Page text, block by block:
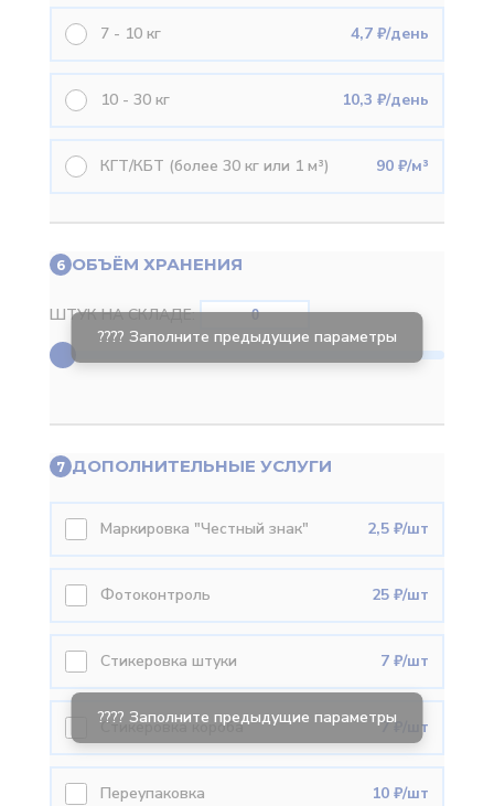
7 - 10 кг 4,7 ₽/день
10 - 30 кг 10,3 ₽/день
КГТ/КБТ (более 30 кг или 1 м³) 90 ₽/м³
6 ОБЪЁМ ХРАНЕНИЯ
ШТУК НА СКЛАДЕ:
7 ДОПОЛНИТЕЛЬНЫЕ УСЛУГИ
Маркировка "Честный знак" 2,5 ₽/шт
Фотоконтроль 25 ₽/шт
Стикеровка штуки 7 ₽/шт
Стикеровка короба 7 ₽/шт
Переупаковка 10 ₽/шт